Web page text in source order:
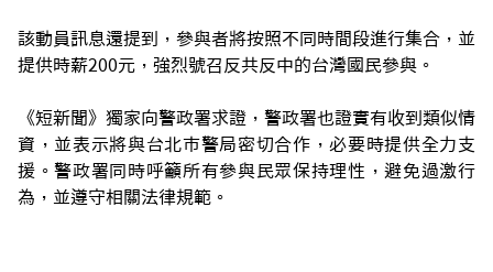
該動員訊息還提到，參與者將按照不同時間段進行集合，並
提供時薪200元，強烈號召反共反中的台灣國民參與。
《短新聞》獨家向警政署求證，警政署也證實有收到類似情
資，並表示將與台北市警局密切合作，必要時提供全力支
援。警政署同時呼籲所有參與民眾保持理性，避免過激行
為，並遵守相關法律規範。